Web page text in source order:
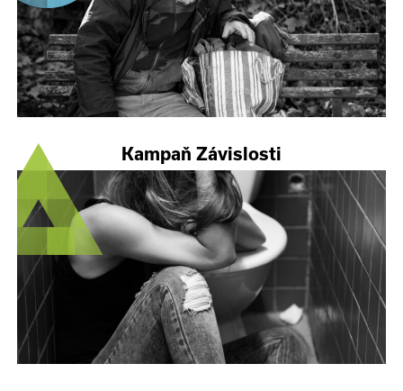
Kampaň Závislosti